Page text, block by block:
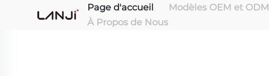
Page d'accueil Modèles OEM et ODM
À Propos de Nous